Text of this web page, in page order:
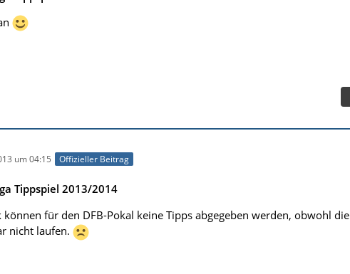
um 04:15 Offizieller Beitrag
Tippspiel 2013/2014
können für den DFB-Pokal keine Tipps abgegeben werden, obwohl die
nicht laufen.